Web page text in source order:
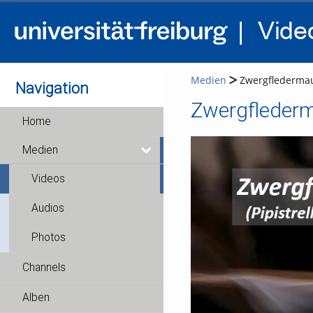
Navigation
Home
Medien
Videos
Audios
Photos
Channels
Alben
Medien